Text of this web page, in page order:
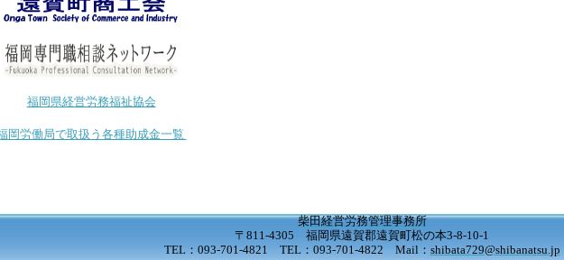
福岡県経営労務福祉協会
岡労働局で取扱う各種助成金一覧
柴田経営労務管理事務所
〒811-4305 福岡県遠賀郡遠賀町松の本3-8-10-1
TEL：093-701-4821 TEL：093-701-4822 Mail： shibata729@shibanatsu.jp